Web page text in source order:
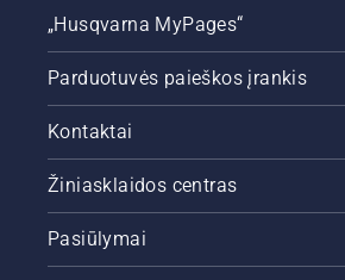
„Husqvarna MyPages“
Parduotuvės paieškos įrankis
Kontaktai
Žiniasklaidos centras
Pasiūlymai